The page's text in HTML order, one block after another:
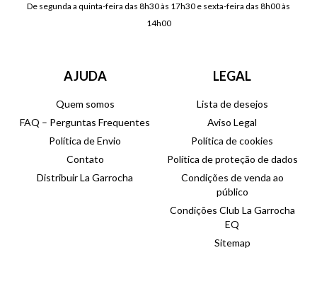
De segunda a quinta-feira das 8h30 às 17h30 e sexta-feira das 8h00 às
14h00
AJUDA
Quem somos
FAQ – Perguntas Frequentes
Política de Envio
Contato
Distribuir La Garrocha
LEGAL
Lista de desejos
Aviso Legal
Política de cookies
Política de proteção de dados
Condições de venda ao
público
Condições Club La Garrocha
EQ
Sitemap